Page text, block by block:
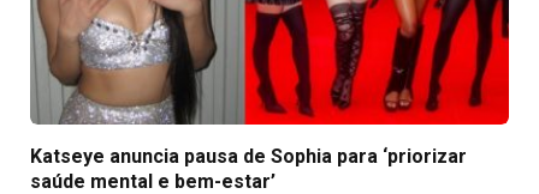
Katseye anuncia pausa de Sophia para ‘priorizar
saúde mental e bem-estar’